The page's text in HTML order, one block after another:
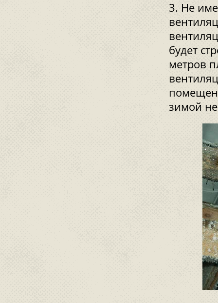
Не
будет
метров
зимой